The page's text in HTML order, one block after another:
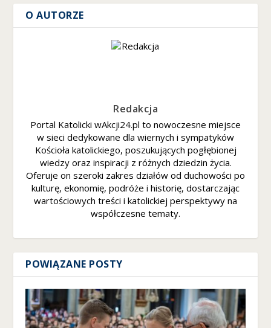
O AUTORZE
Redakcja
Portal Katolicki wAkcji24.pl to nowoczesne miejsce
w sieci dedykowane dla wiernych i sympatyków
Kościoła katolickiego, poszukujących pogłębionej
wiedzy oraz inspiracji z różnych dziedzin życia.
Oferuje on szeroki zakres działów od duchowości po
kulturę, ekonomię, podróże i historię, dostarczając
wartościowych treści i katolickiej perspektywy na
współczesne tematy.
POWIĄZANE POSTY